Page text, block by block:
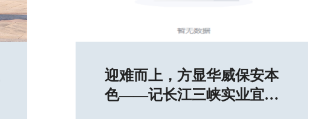
迎难而上，方显华威保安本
色——记长江三峡实业宜昌